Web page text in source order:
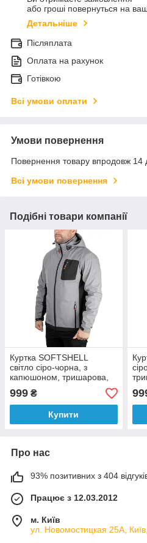
або гроші повернуться на
Детальніше
Післяплата
Оплата на рахунок
Готівкою
Всі умови оплати
Умови повернення
Повернення товару впродовж 14
Всі умови повернення
Подібні товари компанії
Куртка SOFTSHELL
світло сіро-чорна, з
капюшоном, тришарова,
тканина стрейч 300 GSM
100D з водо-,
999 ₴
Купити
Про нас
93% позитивних з 404
Працює з 12.03.2012
м. Київ
ул. Новомостицкая 25А,